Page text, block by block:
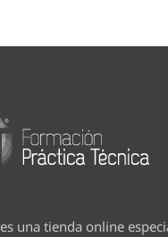
es una tienda online